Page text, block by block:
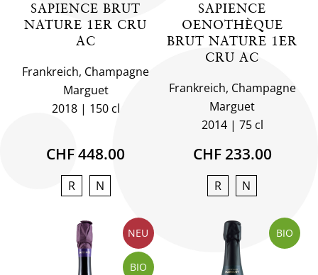
SAPIENCE BRUT
NATURE 1ER CRU
AC
Frankreich, Champagne
Marguet
2018
150 cl
CHF 448.00
R N
SAPIENCE
OENOTHÈQUE
BRUT NATURE 1ER
CRU AC
Frankreich, Champagne
Marguet
2014
75 cl
CHF 233.00
R N
NEU
BIO
BIO